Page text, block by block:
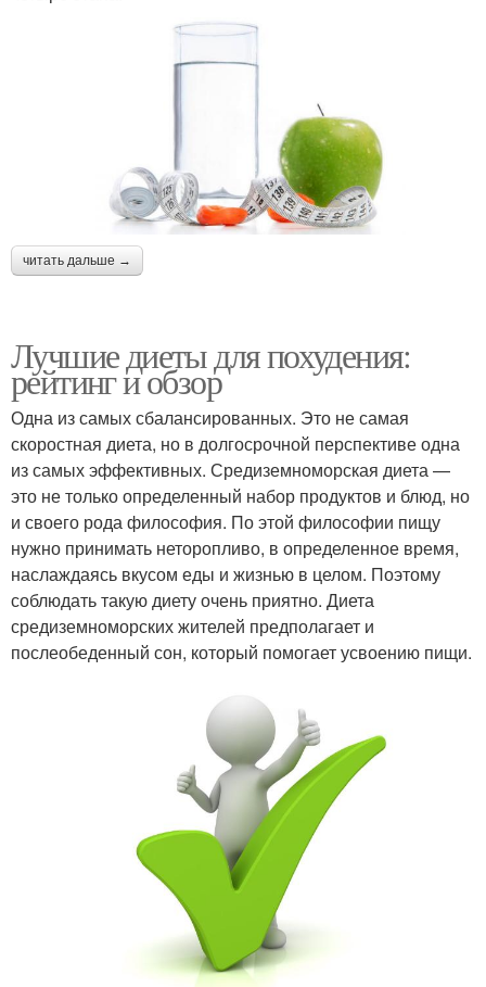
читать дальше →
Лучшие диеты для похудения:
рейтинг и обзор
Одна из самых сбалансированных. Это не самая
скоростная диета, но в долгосрочной перспективе одна
из самых эффективных. Средиземноморская диета —
это не только определенный набор продуктов и блюд, но
и своего рода философия. По этой философии пищу
нужно принимать неторопливо, в определенное время,
наслаждаясь вкусом еды и жизнью в целом. Поэтому
соблюдать такую диету очень приятно. Диета
средиземноморских жителей предполагает и
послеобеденный сон, который помогает усвоению пищи.